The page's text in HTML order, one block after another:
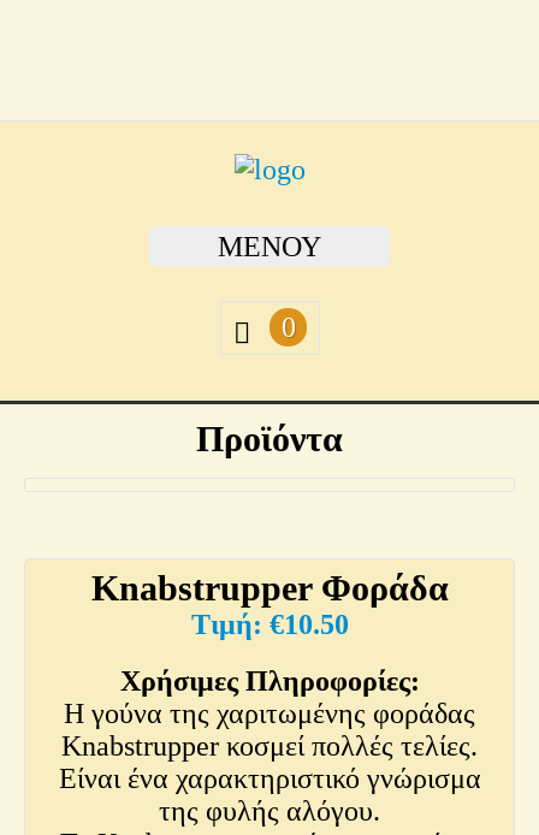
ΜΕΝΟΎ
0
Προϊόντα
Knabstrupper Φοράδα
€10.50
Χρήσιμες Πληροφορίες:
Η γούνα της χαριτωμένης φοράδας
Knabstrupper κοσμεί πολλές τελίες.
Είναι ένα χαρακτηριστικό γνώρισμα
της φυλής αλόγου.